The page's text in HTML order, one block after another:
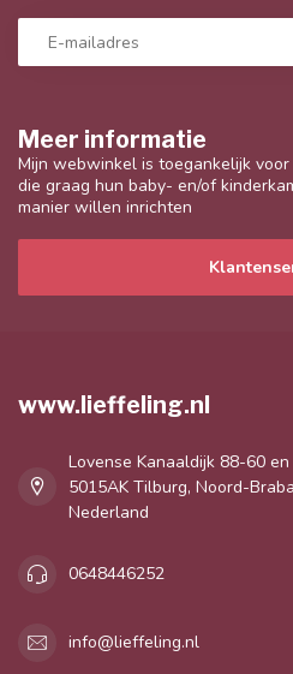
Meer informatie
Mijn webwinkel is toegankelijk
die graag hun baby- en/of
manier willen inrichten
www.lieffeling.nl
Lovense Kanaaldijk 88-60
5015AK Tilburg, Noord-
Nederland
0648446252
info@lieffeling.nl